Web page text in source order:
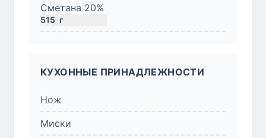
Сметана 20%
515 г
КУХОННЫЕ ПРИНАДЛЕЖНОСТИ
Нож
Миски